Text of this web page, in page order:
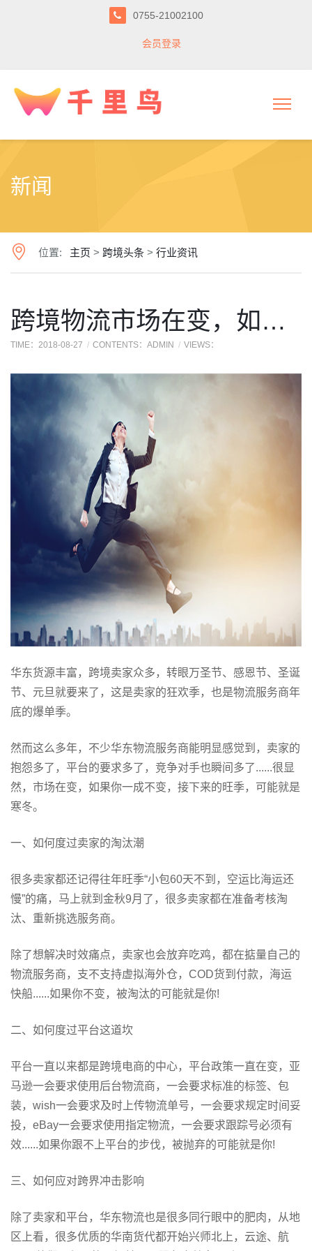
0755-21002100
会员登录
新闻
位置: 主页 > 跨境头条 > 行业资讯
跨境物流市场在变，如果你一成不变，接下来的
TIME：2018-08-27 CONTENTS：ADMIN VIEWS：
华东货源丰富，跨境卖家众多，转眼万圣节、感恩节、圣诞
节、元旦就要来了，这是卖家的狂欢季，也是物流服务商年
底的爆单季。
然而这么多年，不少华东物流服务商能明显感觉到，卖家的
抱怨多了，平台的要求多了，竞争对手也瞬间多了......很显
然，市场在变，如果你一成不变，接下来的旺季，可能就是
寒冬。
一、如何度过卖家的淘汰潮
很多卖家都还记得往年旺季“小包60天不到，空运比海运还
慢”的痛，马上就到金秋9月了，很多卖家都在准备考核淘
汰、重新挑选服务商。
除了想解决时效痛点，卖家也会放弃吃鸡，都在掂量自己的
物流服务商，支不支持虚拟海外仓，COD货到付款，海运
快船......如果你不变，被淘汰的可能就是你!
二、如何度过平台这道坎
平台一直以来都是跨境电商的中心，平台政策一直在变，亚
马逊一会要求使用后台物流商，一会要求标准的标签、包
装，wish一会要求及时上传物流单号，一会要求规定时间妥
投，eBay一会要求使用指定物流，一会要求跟踪号必须有
效......如果你跟不上平台的步伐，被抛弃的可能就是你!
三、如何应对跨界冲击影响
除了卖家和平台，华东物流也是很多同行眼中的肥肉，从地
区上看，很多优质的华南货代都开始兴师北上，云途、航